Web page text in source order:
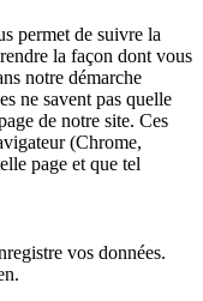
permet de suivre la
la façon dont vous
notre démarche
ne savent pas quelle
de notre site. Ces
(Chrome,
page et que tel
vos données.